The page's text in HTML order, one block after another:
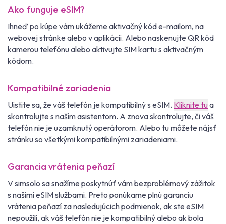
Ako funguje eSIM?
Ihneď po kúpe vám ukážeme aktivačný kód e-mailom, na
webovej stránke alebo v aplikácii. Alebo naskenujte QR kód
kamerou telefónu alebo aktivujte SIM kartu s aktivačným
kódom.
Kompatibilné zariadenia
Uistite sa, že váš telefón je kompatibilný s eSIM. Kliknite tua
skontrolujte s naším asistentom. A znova skontrolujte, či váš
telefón nie je uzamknutý operátorom. Alebo tu môžete nájsť
stránku so všetkými kompatibilnými zariadeniami.
Garancia vrátenia peňazí
V simsolo sa snažíme poskytnúť vám bezproblémový zážitok
s našimi eSIM službami. Preto ponúkame plnú garanciu
vrátenia peňazí za nasledujúcich podmienok, ak ste eSIM
nepoužili, ak váš telefón nie je kompatibilný alebo ak bola